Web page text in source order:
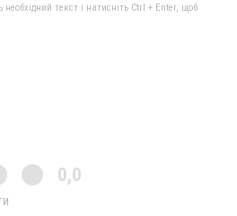
текст і натисніть Ctrl + Enter, щоб
0,0